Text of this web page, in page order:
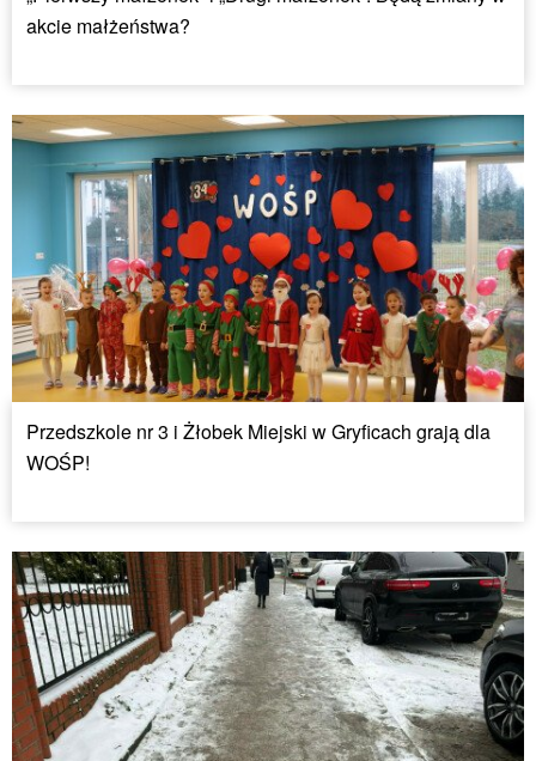
akcie małżeństwa?
Przedszkole nr 3 i Żłobek Miejski w Gryficach grają dla
WOŚP!